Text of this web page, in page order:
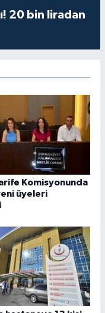
20 bin liradan
Komisyonunda
üyeleri